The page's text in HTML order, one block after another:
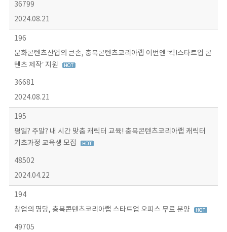
36799
2024.08.21
196
문화콘텐츠산업의 큰손, 충북콘텐츠코리아랩 이번엔 ‘킥!스타트업 콘
텐츠 제작’ 지원
36681
2024.08.21
195
평일? 주말? 내 시간 맞춤 캐릭터 교육! 충북콘텐츠코리아랩 캐릭터
기초과정 교육생 모집
48502
2024.04.22
194
창업의 명당, 충북콘텐츠코리아랩 스타트업 오피스 무료 분양
49705